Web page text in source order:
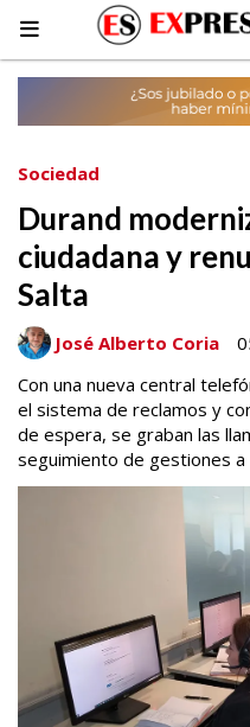
Durand
ciudadana y
Salta
Con una nueva central
el sistema de reclamos y
de espera, se graban las
seguimiento de gestiones
Sociedad
José Alberto Coria